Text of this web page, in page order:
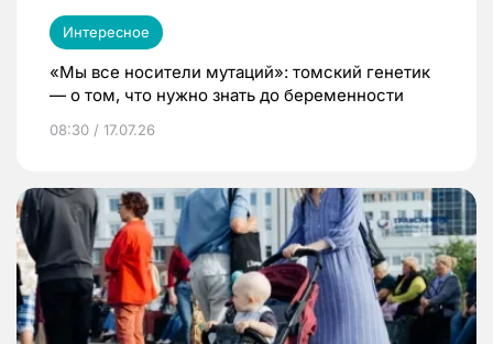
Интересное
«Мы все носители мутаций»: томский генетик
— о том, что нужно знать до беременности
08:30 / 17.07.26